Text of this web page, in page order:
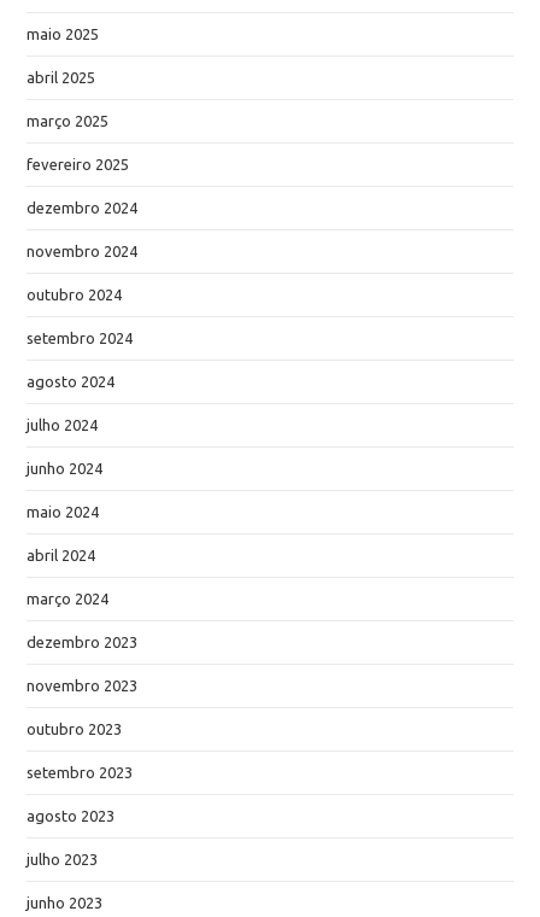
maio 2025
abril 2025
março 2025
fevereiro 2025
dezembro 2024
novembro 2024
outubro 2024
setembro 2024
agosto 2024
julho 2024
junho 2024
maio 2024
abril 2024
março 2024
dezembro 2023
novembro 2023
outubro 2023
setembro 2023
agosto 2023
julho 2023
junho 2023